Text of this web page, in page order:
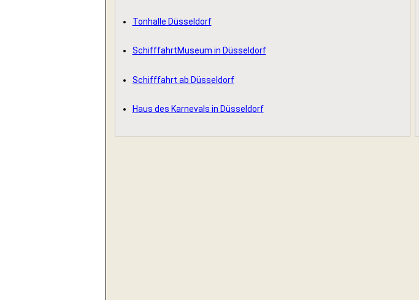
Tonhalle Düsseldorf
SchifffahrtMuseum in Düsseldorf
Schifffahrt ab Düsseldorf
Haus des Karnevals in Düsseldorf